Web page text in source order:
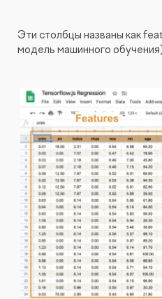
Эти столбцы названы как
модель машинного